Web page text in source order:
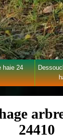
haie 24
24410